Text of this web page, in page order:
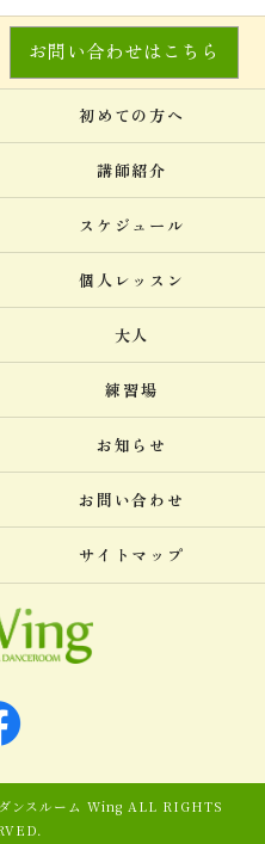
お問い合わせはこちら
初めての方へ
講師紹介
スケジュール
個人レッスン
大人
練習場
お知らせ
お問い合わせ
サイトマップ
ンスルーム Wing ALL RIGHTS